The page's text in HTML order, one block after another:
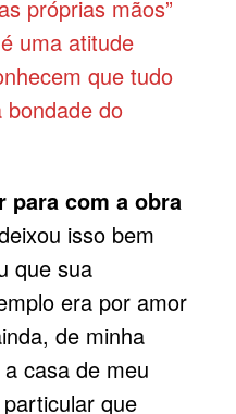
próprias mãos”
uma atitude
que tudo
bondade do
para com a obra
isso bem
que sua
era por amor
de minha
casa de meu
que